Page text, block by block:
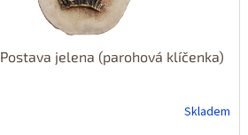
Postava jelena (parohová klíčenka)
Skladem